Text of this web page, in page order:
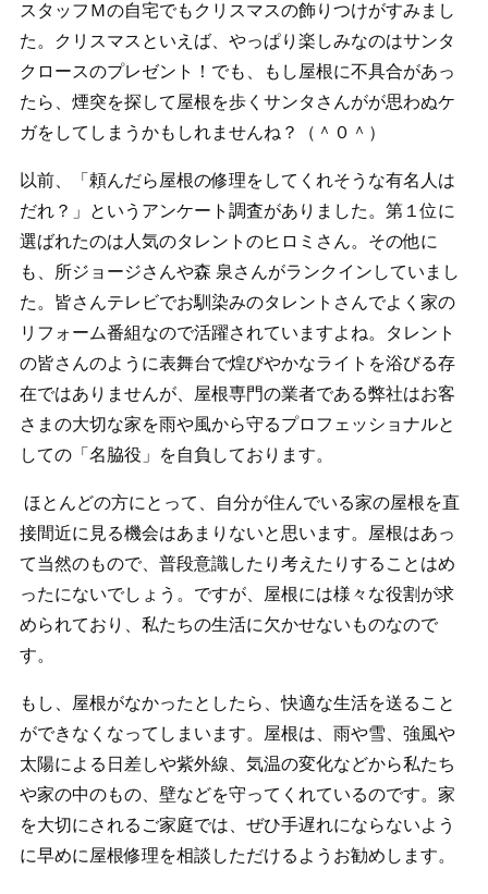
スタッフＭの自宅でもクリスマスの飾りつけがすみまし
た。クリスマスといえば、やっぱり楽しみなのはサンタ
クロースのプレゼント！でも、もし屋根に不具合があっ
たら、煙突を探して屋根を歩くサンタさんがが思わぬケ
ガをしてしまうかもしれませんね？（＾０＾）
以前、「頼んだら屋根の修理をしてくれそうな有名人は
だれ？」というアンケート調査がありました。第１位に
選ばれたのは人気のタレントのヒロミさん。その他に
も、所ジョージさんや森 泉さんがランクインしていまし
た。皆さんテレビでお馴染みのタレントさんでよく家の
リフォーム番組なので活躍されていますよね。タレント
の皆さんのように表舞台で煌びやかなライトを浴びる存
在ではありませんが、屋根専門の業者である弊社はお客
さまの大切な家を雨や風から守るプロフェッショナルと
しての「名脇役」を自負しております。
ほとんどの方にとって、自分が住んでいる家の屋根を直
接間近に見る機会はあまりないと思います。屋根はあっ
て当然のもので、普段意識したり考えたりすることはめ
ったにないでしょう。ですが、屋根には様々な役割が求
められており、私たちの生活に欠かせないものなので
す。
もし、屋根がなかったとしたら、快適な生活を送ること
ができなくなってしまいます。屋根は、雨や雪、強風や
太陽による日差しや紫外線、気温の変化などから私たち
や家の中のもの、壁などを守ってくれているのです。家
を大切にされるご家庭では、ぜひ手遅れにならないよう
に早めに屋根修理を相談しただけるようお勧めします。